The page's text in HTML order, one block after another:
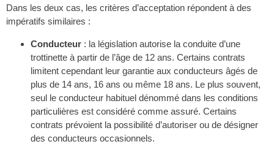
Dans les deux cas, les critères d’acceptation répondent à des
impératifs similaires :
Conducteur : la législation autorise la conduite d’une
trottinette à partir de l’âge de 12 ans. Certains contrats
limitent cependant leur garantie aux conducteurs âgés de
plus de 14 ans, 16 ans ou même 18 ans. Le plus souvent,
seul le conducteur habituel dénommé dans les conditions
particulières est considéré comme assuré. Certains
contrats prévoient la possibilité d’autoriser ou de désigner
des conducteurs occasionnels.